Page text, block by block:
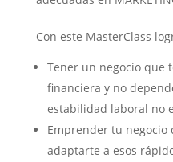
Con este MasterClass
Tener un negocio que
financiera y no
estabilidad laboral no
Emprender tu negocio
adaptarte a esos